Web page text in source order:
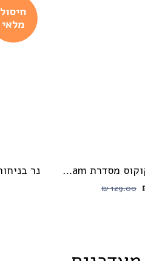
לעגלה נר בניחוח בננה קוקוס מסדרת cream מבית HIKARI
129.00 ₪
חיסול
מלאי